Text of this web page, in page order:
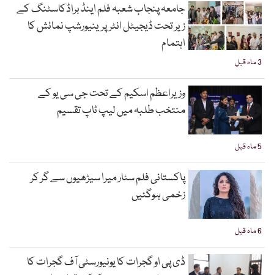
3 ماہ قبل
جامعہ پنجاب شعبہ فلم اینڈ براڈکاسٹنگ کے
زیر تحت ڈیجیٹل انٹرپرینیورشپ نمائش کا
اہتمام
5 ماہ قبل
وزیراعظم اسکیم کے تحت جی سی یو کے
منتخب طلبہ میں لیپ ٹاپ تقسیم
6 ماہ قبل
پاکستانی فلم سٹار میرا سیڑھیوں سے گر کر
زخمی ہوگئیں
ڈی پی او گجرات کا یونیورسٹی آف گجرات کا